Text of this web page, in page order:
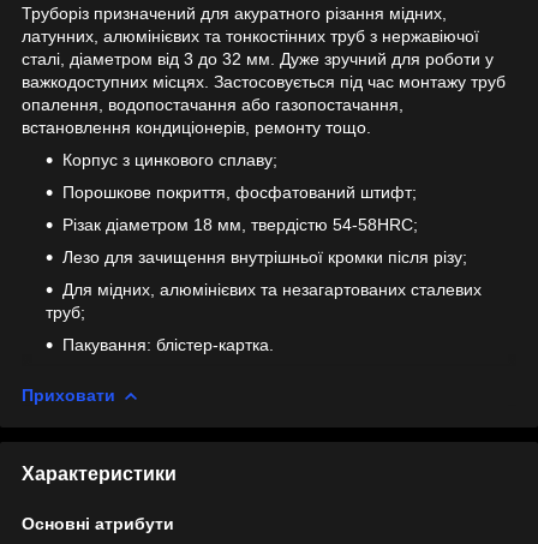
Труборіз призначений для акуратного різання мідних,
латунних, алюмінієвих та тонкостінних труб з нержавіючої
сталі, діаметром від 3 до 32 мм. Дуже зручний для роботи у
важкодоступних місцях. Застосовується під час монтажу труб
опалення, водопостачання або газопостачання,
встановлення кондиціонерів, ремонту тощо.
Корпус з цинкового сплаву;
Порошкове покриття, фосфатований штифт;
Різак діаметром 18 мм, твердістю 54-58HRC;
Лезо для зачищення внутрішньої кромки після різу;
Для мідних, алюмінієвих та незагартованих сталевих
труб;
Пакування: блістер-картка.
Приховати
Характеристики
Основні атрибути